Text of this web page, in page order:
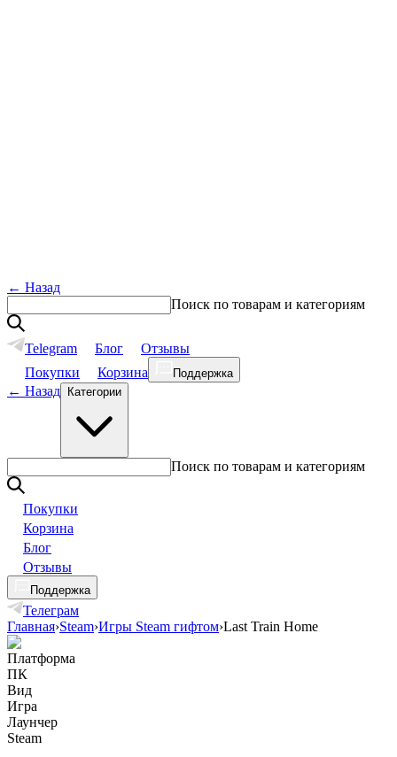
← Назад
Поиск по товарам и категориям
Telegram Блог
Отзывы
Покупки
Корзина Поддержка
← Назад Категории
Поиск по товарам и категориям
Покупки
Корзина
Блог
Отзывы
Поддержка
Телеграм
Главная›Steam›Игры Steam гифтом›Last Train Home
Платформа
ПК
Вид
Игра
Лаунчер
Steam